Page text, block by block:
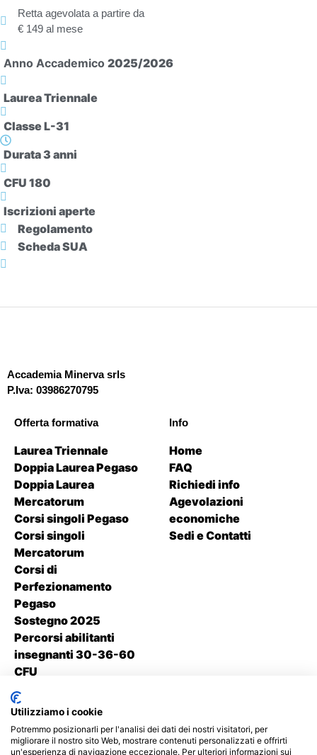
Retta agevolata a partire da
€ 149 al mese
Anno Accademico 2025/2026
Laurea Triennale
Classe L-31
Durata 3 anni
CFU 180
Iscrizioni aperte
Regolamento
Scheda SUA
Accademia Minerva srls
P.Iva: 03986270795
Offerta formativa
Laurea Triennale
Doppia Laurea Pegaso
Doppia Laurea
Mercatorum
Corsi singoli Pegaso
Corsi singoli
Mercatorum
Corsi di
Perfezionamento
Pegaso
Sostegno 2025
Percorsi abilitanti
insegnanti 30-36-60
CFU
Info
Home
FAQ
Richiedi info
Agevolazioni
economiche
Sedi e Contatti
Contatti
+39 338 1550 214
Utilizziamo i cookie
Potremmo posizionarli per l'analisi dei dati dei nostri visitatori, per
migliorare il nostro sito Web, mostrare contenuti personalizzati e offrirti
un'esperienza di navigazione eccezionale. Per ulteriori informazioni sui